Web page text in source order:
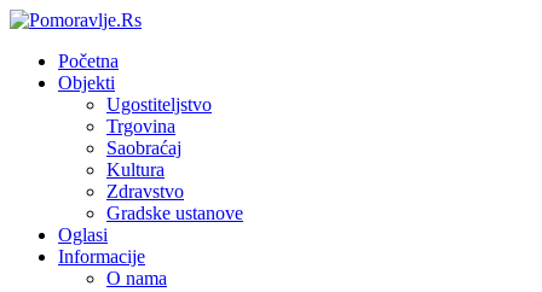
Početna
Objekti
Ugostiteljstvo
Trgovina
Saobraćaj
Kultura
Zdravstvo
Gradske ustanove
Oglasi
Informacije
O nama